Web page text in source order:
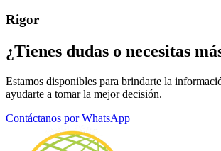
Rigor
¿Tienes dudas o necesitas
Estamos disponibles para brindarte la
ayudarte a tomar la mejor decisión.
Contáctanos por WhatsApp